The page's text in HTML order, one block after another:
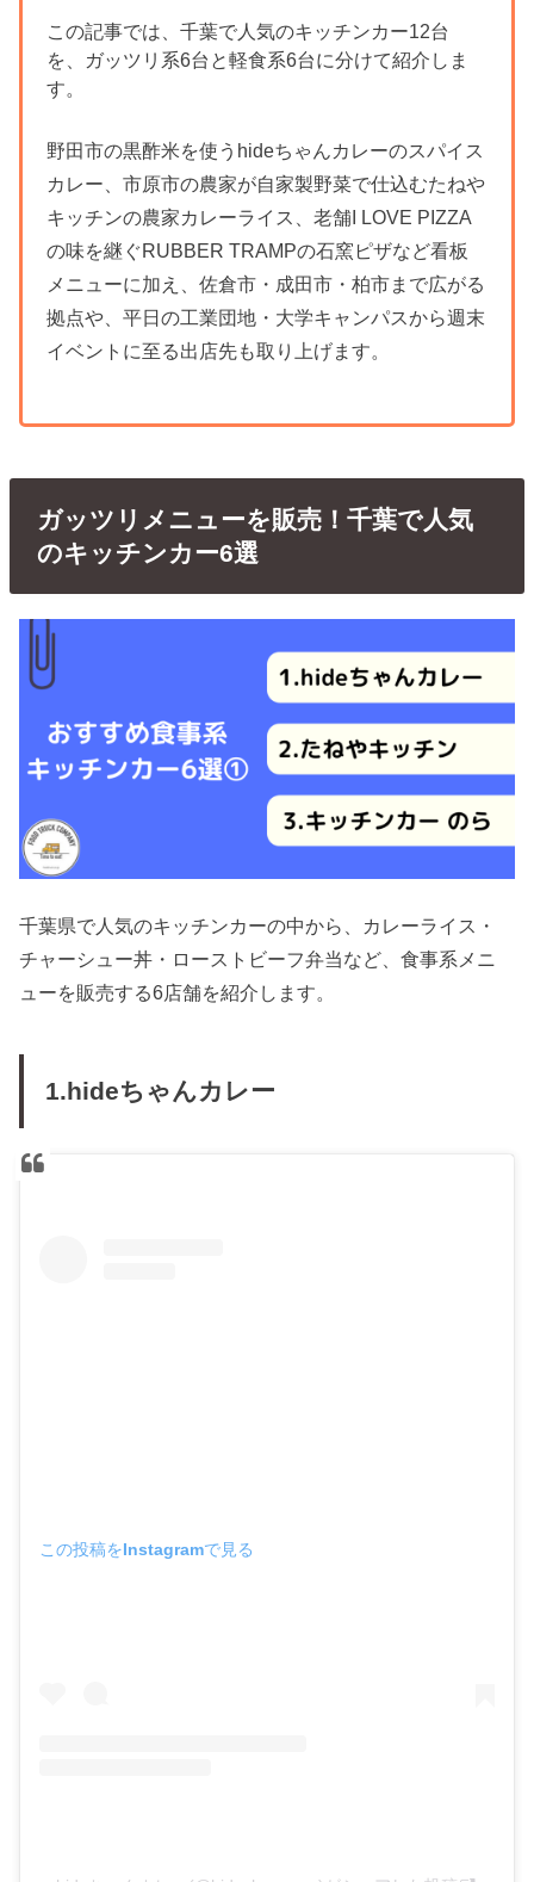
この記事では、千葉で人気のキッチンカー12台
を、ガッツリ系6台と軽食系6台に分けて紹介しま
す。
野田市の黒酢米を使うhideちゃんカレーのスパイス
カレー、市原市の農家が自家製野菜で仕込むたねや
キッチンの農家カレーライス、老舗I LOVE PIZZA
の味を継ぐRUBBER TRAMPの石窯ピザなど看板
メニューに加え、佐倉市・成田市・柏市まで広がる
拠点や、平日の工業団地・大学キャンパスから週末
イベントに至る出店先も取り上げます。
ガッツリメニューを販売！千葉で人気
のキッチンカー6選
千葉県で人気のキッチンカーの中から、カレーライス・
チャーシュー丼・ローストビーフ弁当など、食事系メニ
ューを販売する6店舗を紹介します。
1.hideちゃんカレー
この投稿をInstagramで見る